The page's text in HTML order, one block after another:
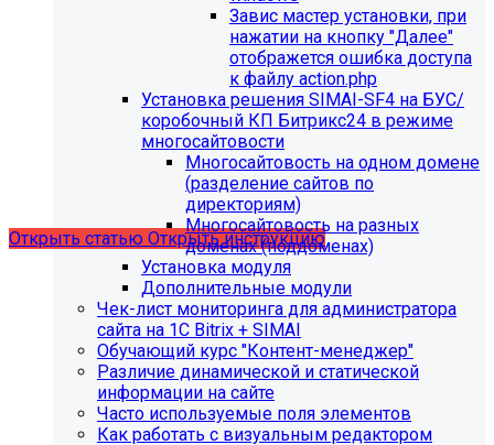
будет ограничена поддержка продуктов на
PHP версии ниже 8.2.Рекомендуемая версия PHP - 8.4
будет ограничена поддержка продуктов на
MySql версии ниже 8.0.0.Рекомендуемая версия MySql
Открыть статью Открыть инструкцию
Завис мастер установки, при
нажатии на кнопку "Далее"
отображется ошибка доступа
к файлу action.php
Установка решения SIMAI-SF4 на БУС/
коробочный КП Битрикс24 в режиме
многосайтовости
Многосайтовость на одном домене
(разделение сайтов по
директориям)
Многосайтовость на разных
доменах (поддоменах)
Установка модуля
Дополнительные модули
Чек-лист мониторинга для администратора
сайта на 1С Bitrix + SIMAI
Обучающий курс "Контент-менеджер"
Различие динамической и статической
информации на сайте
Часто используемые поля элементов
Как работать с визуальным редактором